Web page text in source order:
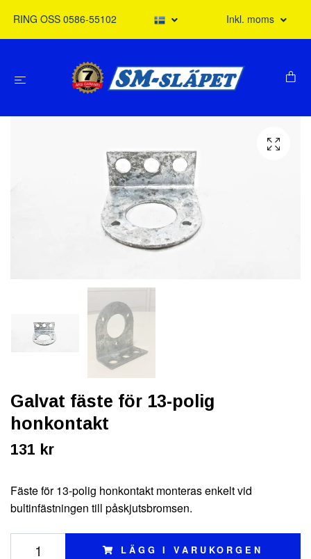
RING OSS 0586-55102 Inkl. moms
Galvat fäste för 13-polig
honkontakt
131 kr
Fäste för 13-polig honkontakt monteras enkelt vid
bultinfästningen till påskjutsbromsen.
LÄGG I VARUKORGEN